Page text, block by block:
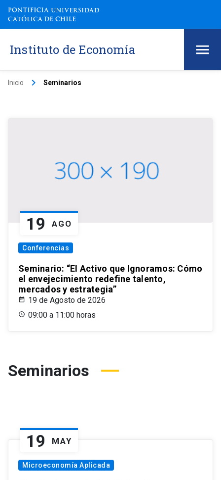
Instituto de Economía
Inicio keyboard_arrow_right Seminarios
19 AGO
Conferencias
Seminario: “El Activo que Ignoramos: Cómo
el envejecimiento redefine talento,
mercados y estrategia”
19 de Agosto de 2026
09:00 a 11:00 horas
Seminarios
19 MAY
Microeconomía Aplicada